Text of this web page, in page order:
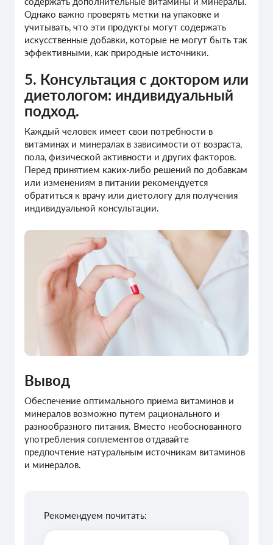
Однако важно проверять метки на упаковке и
учитывать, что эти продукты могут содержать
искусственные добавки, которые не могут быть так
эффективными, как природные источники.
5. Консультация с доктором или
диетологом: индивидуальный
подход.
Каждый человек имеет свои потребности в
витаминах и минералах в зависимости от возраста,
пола, физической активности и других факторов.
Перед принятием каких-либо решений по добавкам
или изменениям в питании рекомендуется
обратиться к врачу или диетологу для получения
индивидуальной консультации.
Вывод
Обеспечение оптимального приема витаминов и
минералов возможно путем рационального и
разнообразного питания. Вместо необоснованного
употребления соплементов отдавайте
предпочтение натуральным источникам витаминов
и минералов.
Рекомендуем почитать: